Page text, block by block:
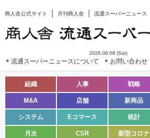
商人舎公式サイト 月刊商人舎 流通スーパーニュース
2026.08.08 (Sat)
流通スーパーニュースについて お問い合わせ
組織 人事 戦略
M&A 店舗 新商品
システム Eコマース 統計
月次 CSR 新型コロナ